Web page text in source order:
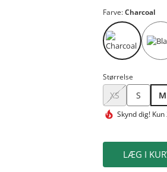
Farve:Charcoal
Størrelse
XS S M
Skynd dig!
LÆG I